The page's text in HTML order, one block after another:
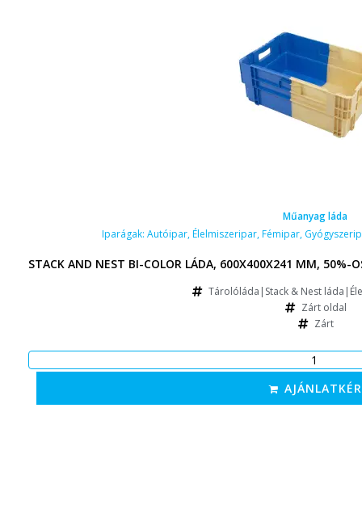
Műanyag láda
Iparágak: Autóipar,Élelmiszeripar,Fémipar,
STACK AND NEST BI-COLOR LÁDA, 600X400X241 MM, 50%-
Tárolóláda|Stack & Nest
Zárt oldal
Zárt